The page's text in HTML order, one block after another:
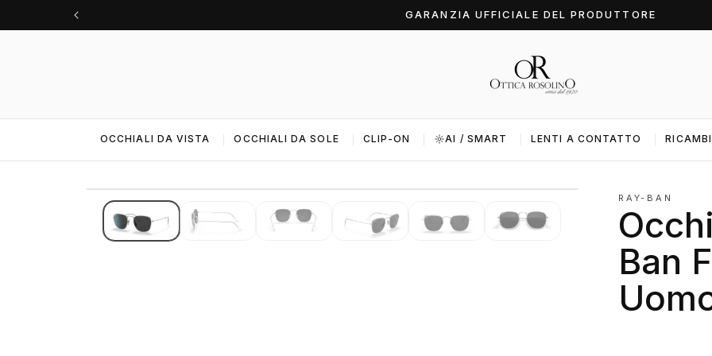
direttamente
ai contenuti
GARANZIA UFFICIALE DEL PRODUTTORE
OCCHIALI DA VISTA OCCHIALI DA SOLE CLIP-ON AI / SMART LENTI A CONTATTO RICAMBI
IMMAGINI 4K · ALTA RISOLUZIONE
RAY-BAN
Ban